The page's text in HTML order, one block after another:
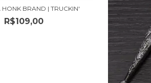
HONK BRAND | TRUCKIN'
R$109,00